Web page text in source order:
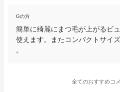
Gの方
簡単に綺麗にまつ毛が上がるビ
使えます。またコンパクトサイ
。
全てのおすすめコ